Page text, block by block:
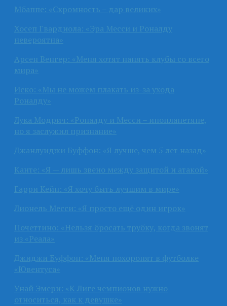
Мбаппе: «Скромность – дар великих»
Хосеп Гвардиола: «Эра Месси и Роналду
невероятна»
Арсен Венгер: «Меня хотят нанять клубы со всего
мира»
Иско: «Мы не можем плакать из-за ухода
Роналду»
Лука Модрич: «Роналду и Месси – инопланетяне,
но я заслужил признание»
Джанлуиджи Буффон: «Я лучше, чем 5 лет назад»
Канте: «Я — лишь звено между защитой и атакой»
Гарри Кейн: «Я хочу быть лучшим в мире»
Лионель Месси: «Я просто ещё один игрок»
Почеттино: «Нельзя бросать трубку, когда звонят
из «Реала»
Джиджи Буффон: «Меня похоронят в футболке
«Ювентуса»
Унай Эмери: «К Лиге чемпионов нужно
относиться, как к девушке»